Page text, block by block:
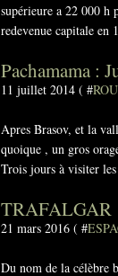
supérieure a 22 000
redevenue capitale en
Pachamama :
11 juillet 2014 ( #
Apres Brasov, et la
quoique , un gros
Trois jours à visiter
TRAFALGAR
21 mars 2016 ( #
Du nom de la célèbre